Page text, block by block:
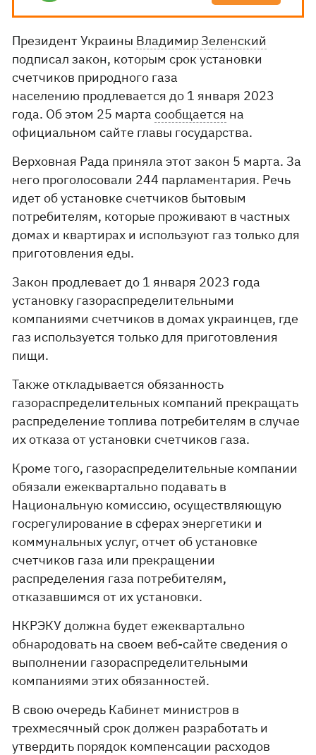
Президент Украины Владимир Зеленский
подписал закон, которым срок установки
счетчиков природного газа
населению продлевается до 1 января 2023
года. Об этом 25 мартасообщается на
официальном сайте главы государства.
Верховная Рада приняла этот закон 5 марта. За
него проголосовали 244 парламентария. Речь
идет об установке счетчиков бытовым
потребителям, которые проживают в частных
домах и квартирах и используют газ только для
приготовления еды.
Закон продлевает до 1 января 2023 года
установку газораспределительными
компаниями счетчиков в домах украинцев, где
газ используется только для приготовления
пищи.
Также откладывается обязанность
газораспределительных компаний прекращать
распределение топлива потребителям в случае
их отказа от установки счетчиков газа.
Кроме того, газораспределительные компании
обязали ежеквартально подавать в
Национальную комиссию, осуществляющую
госрегулирование в сферах энергетики и
коммунальных услуг, отчет об установке
счетчиков газа или прекращении
распределения газа потребителям,
отказавшимся от их установки.
НКРЭКУ должна будет ежеквартально
обнародовать на своем веб-сайте сведения о
выполнении газораспределительными
компаниями этих обязанностей.
В свою очередь Кабинет министров в
трехмесячный срок должен разработать и
утвердить порядок компенсации расходов